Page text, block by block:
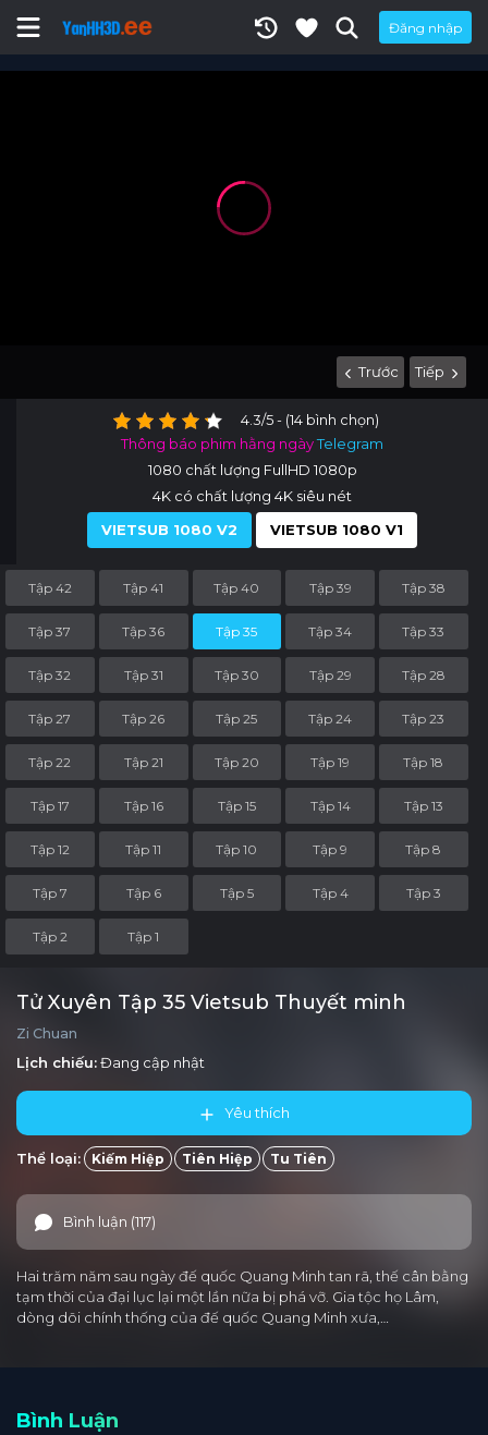
Đăng nhập
Trước Tiếp
4.3/5 - (14 bình chọn)
Thông báo phim hằng ngàyTelegram
1080 chất lượng FullHD 1080p
4K có chất lượng 4K siêu nét
VIETSUB 1080 V2
VIETSUB 1080 V1
Tập 42 Tập 41 Tập 40 Tập 39 Tập 38
Tập 37 Tập 36 Tập 35 Tập 34 Tập 33
Tập 32 Tập 31 Tập 30 Tập 29 Tập 28
Tập 27 Tập 26 Tập 25 Tập 24 Tập 23
Tập 22 Tập 21 Tập 20 Tập 19 Tập 18
Tập 17 Tập 16 Tập 15 Tập 14 Tập 13
Tập 12 Tập 11 Tập 10 Tập 9 Tập 8
Tập 7 Tập 6 Tập 5 Tập 4 Tập 3
Tập 2 Tập 1
Tử Xuyên Tập 35 Vietsub Thuyết minh
Zi Chuan
Lịch chiếu:Đang cập nhật
Yêu thích
Thể loại: Kiếm Hiệp Tiên Hiệp Tu Tiên
Bình luận (117)
Hai trăm năm sau ngày đế quốc Quang Minh tan rã, thế cân bằng
tạm thời của đại lục lại một lần nữa bị phá vỡ. Gia tộc họ Lâm,
dòng dõi chính thống của đế quốc Quang Minh xưa,…
Bình Luận